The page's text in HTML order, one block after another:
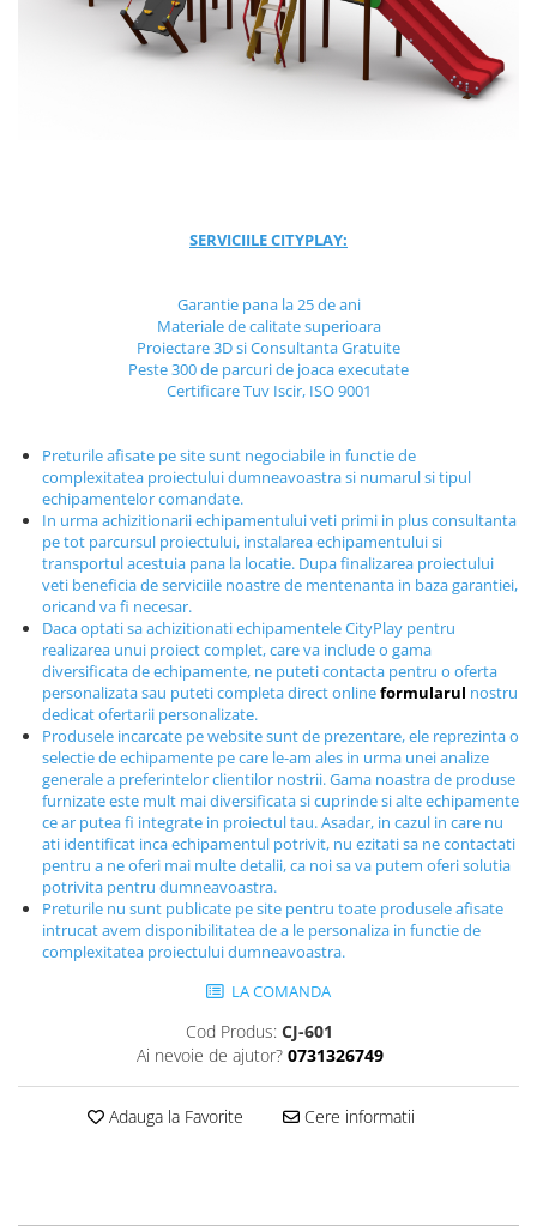
Jocuri cu nisip
Echipamente de catarat
Fotbal si Handbal
Street Workout
Terenuri Multisport
Trasee Ninja
Echipamente fitness
Mese de jocuri
MOBILIER URBAN
Garduri/Imprejmuiri
Cosuri de gunoi
Panouri pentru informare/Marcaje
Foisoare si pergole
Rastel Biciclete
Banci
SERVICIILE CITYPLAY:
Garantie pana la 25 de ani
Materiale de calitate superioara
Proiectare 3D si Consultanta Gratuite
Peste 300 de parcuri de joaca executate
Certificare Tuv Iscir, ISO 9001
Preturile afisate pe site sunt negociabile in functie de
complexitatea proiectului dumneavoastra si numarul si tipul
echipamentelor comandate.
In urma achizitionarii echipamentului veti primi in plus consultanta
pe tot parcursul proiectului, instalarea echipamentului si
transportul acestuia pana la locatie. Dupa finalizarea proiectului
veti beneficia de serviciile noastre de mentenanta in baza garantiei,
oricand va fi necesar.
Daca optati sa achizitionati echipamentele CityPlay pentru
realizarea unui proiect complet, care va include o gama
diversificata de echipamente, ne puteti contacta pentru o oferta
personalizata sau puteti completa direct onlineformularul nostru
dedicat ofertarii personalizate.
Produsele incarcate pe website sunt de prezentare, ele reprezinta o
selectie de echipamente pe care le-am ales in urma unei analize
generale a preferintelor clientilor nostrii. Gama noastra de produse
furnizate este mult mai diversificata si cuprinde si alte echipamente
ce ar putea fi integrate in proiectul tau. Asadar, in cazul in care nu
ati identificat inca echipamentul potrivit, nu ezitati sa ne contactati
pentru a ne oferi mai multe detalii, ca noi sa va putem oferi solutia
potrivita pentru dumneavoastra.
Preturile nu sunt publicate pe site pentru toate produsele afisate
intrucat avem disponibilitatea de a le personaliza in functie de
complexitatea proiectului dumneavoastra.
LA COMANDA
Cod Produs: CJ-601
Ai nevoie de ajutor? 0731326749
Adauga la Favorite Cere informatii